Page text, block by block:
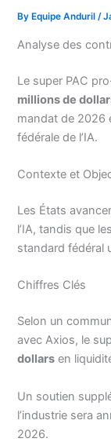
By Equipe Anduril/
Analyse des
Le super PAC
millions de
mandat de 2026
fédérale de l’IA.
Contexte et
Les États
l’IA, tandis que
standard fédéral
Chiffres Clés
Selon un
avec Axios, le
dollars en
Un soutien
l’industrie sera
2026.